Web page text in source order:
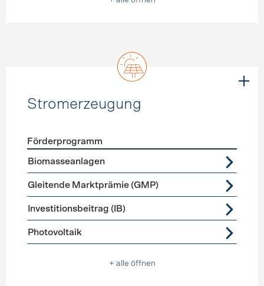
Stromerzeugung
Förderprogramme
Förderprogramm
Biomasseanlagen
Gleitende Marktprämie (GMP)
Investitionsbeitrag (IB)
Photovoltaik
+ alle öffnen